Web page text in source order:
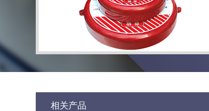
型号：HA03705A
配件包含：安全吊牌2块、断路器锁具1把、微
相关产品